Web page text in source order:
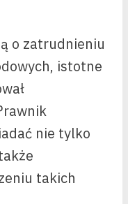
o zatrudnieniu
istotne
nie tylko
takich